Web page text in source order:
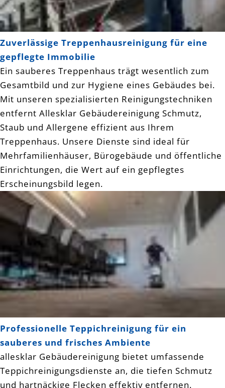
Zuverlässige Treppenhausreinigung für eine
gepflegte Immobilie
Ein sauberes Treppenhaus trägt wesentlich zum
Gesamtbild und zur Hygiene eines Gebäudes bei.
Mit unseren spezialisierten Reinigungstechniken
entfernt Allesklar Gebäudereinigung Schmutz,
Staub und Allergene effizient aus Ihrem
Treppenhaus. Unsere Dienste sind ideal für
Mehrfamilienhäuser, Bürogebäude und öffentliche
Einrichtungen, die Wert auf ein gepflegtes
Erscheinungsbild legen.
Professionelle Teppichreinigung für ein
sauberes und frisches Ambiente
allesklar Gebäudereinigung bietet umfassende
Teppichreinigungsdienste an, die tiefen Schmutz
und hartnäckige Flecken effektiv entfernen.